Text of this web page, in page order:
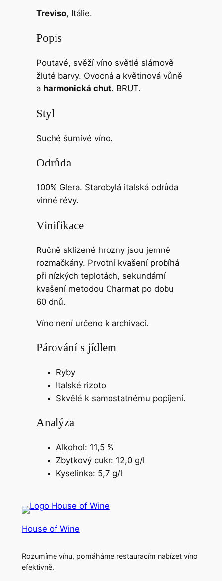
Treviso, Itálie.
Popis
Poutavé, svěží víno světlé slámově
žluté barvy. Ovocná a květinová vůně
a harmonická chuť. BRUT.
Styl
Suché šumivé víno.
Odrůda
100% Glera. Starobylá italská odrůda
vinné révy.
Vinifikace
Ručně sklizené hrozny jsou jemně
rozmačkány. Prvotní kvašení probíhá
při nízkých teplotách, sekundární
kvašení metodou Charmat po dobu
60 dnů.
Víno není určeno k archivaci.
Párování s jídlem
Ryby
Italské rizoto
Skvělé k samostatnému popíjení.
Analýza
Alkohol: 11,5 %
Zbytkový cukr: 12,0 g/l
Kyselinka: 5,7 g/l
House of Wine
Rozumíme vínu, pomáháme restauracím nabízet víno
efektivně.